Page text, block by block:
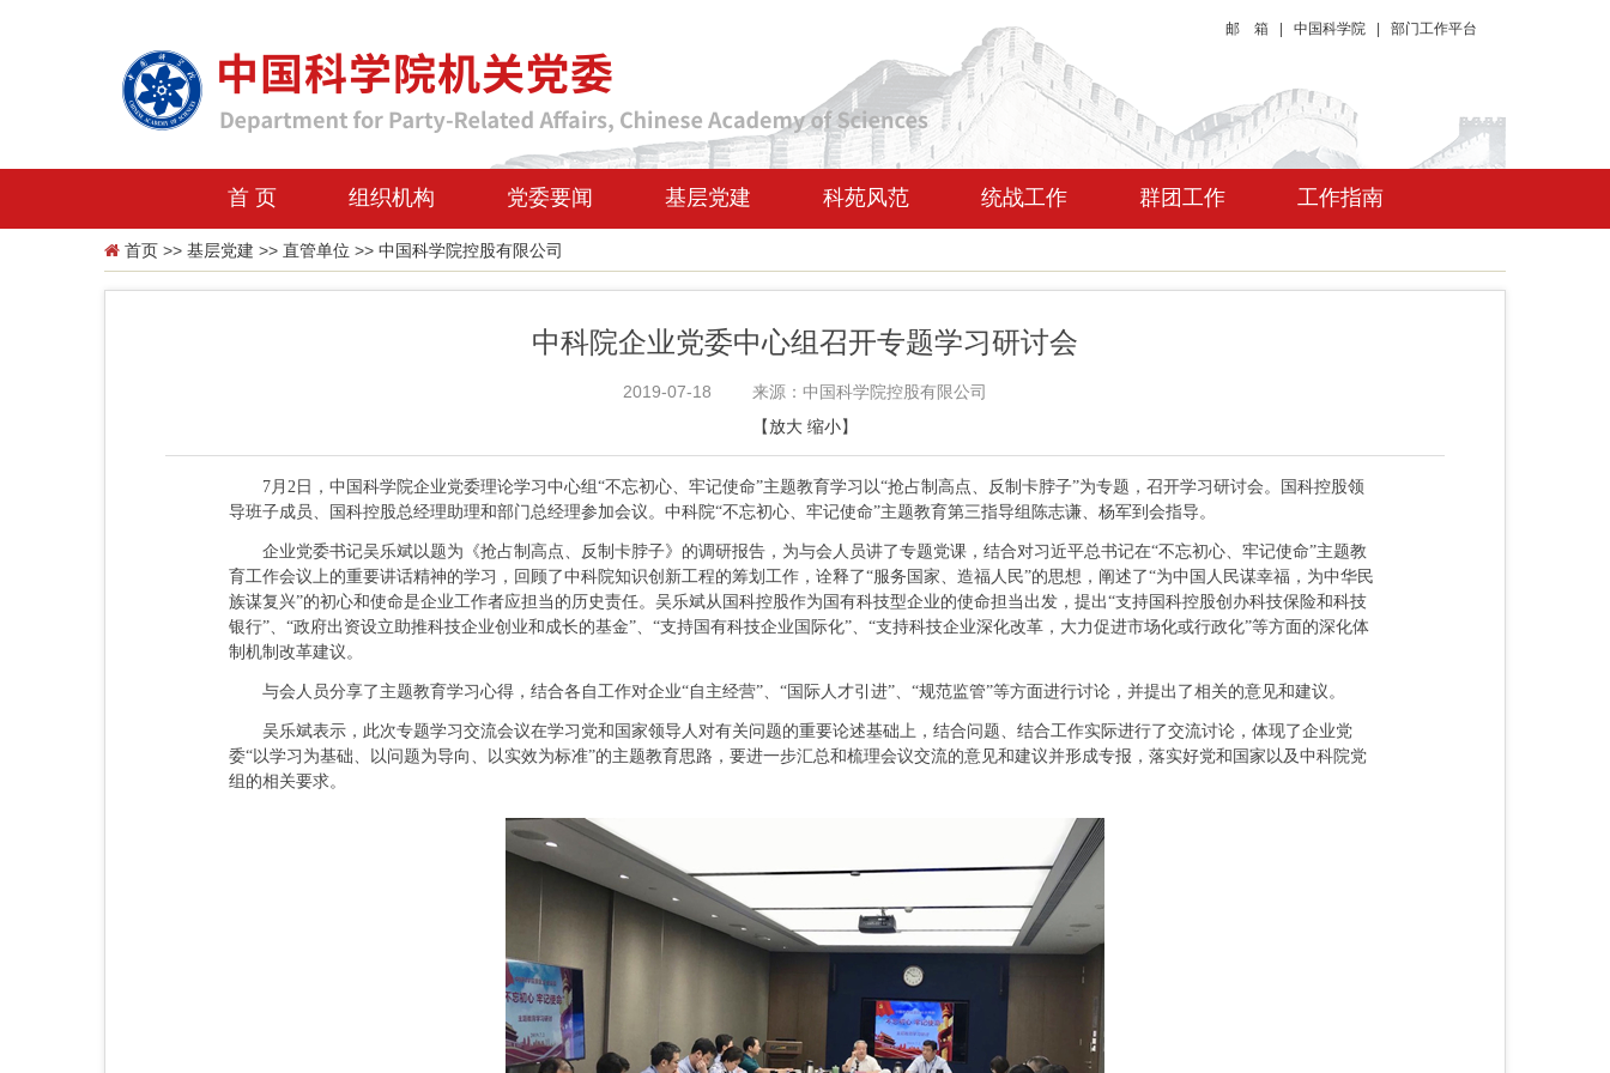
邮 箱 中国科学院 部门工作平台
首 页 组织机构 党委要闻 基层党建 科苑风范 统战工作 群团工作 工作指南
首页 >> 基层党建 >> 直管单位 >> 中国科学院控股有限公司
中科院企业党委中心组召开专题学习研讨会
2019-07-18
来源：中国科学院控股有限公司
【放大 缩小】
7月2日，中国科学院企业党委理论学习中心组“不忘初心、牢记使命”主题教育学习以“抢占制高点、反制卡脖子”为专题，召开学习研讨会。国科控股领
导班子成员、国科控股总经理助理和部门总经理参加会议。中科院“不忘初心、牢记使命”主题教育第三指导组陈志谦、杨军到会指导。
企业党委书记吴乐斌以题为《抢占制高点、反制卡脖子》的调研报告，为与会人员讲了专题党课，结合对习近平总书记在“不忘初心、牢记使命”主题教
育工作会议上的重要讲话精神的学习，回顾了中科院知识创新工程的筹划工作，诠释了“服务国家、造福人民”的思想，阐述了“为中国人民谋幸福，为中华民
族谋复兴”的初心和使命是企业工作者应担当的历史责任。吴乐斌从国科控股作为国有科技型企业的使命担当出发，提出“支持国科控股创办科技保险和科技
银行”、“政府出资设立助推科技企业创业和成长的基金”、“支持国有科技企业国际化”、“支持科技企业深化改革，大力促进市场化或行政化”等方面的深化体
制机制改革建议。
与会人员分享了主题教育学习心得，结合各自工作对企业“自主经营”、“国际人才引进”、“规范监管”等方面进行讨论，并提出了相关的意见和建议。
吴乐斌表示，此次专题学习交流会议在学习党和国家领导人对有关问题的重要论述基础上，结合问题、结合工作实际进行了交流讨论，体现了企业党
委“以学习为基础、以问题为导向、以实效为标准”的主题教育思路，要进一步汇总和梳理会议交流的意见和建议并形成专报，落实好党和国家以及中科院党
组的相关要求。